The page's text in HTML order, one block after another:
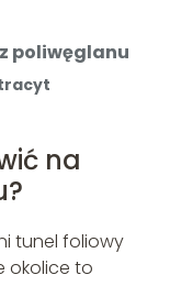
poliwęglanu
na
tunel foliowy
okolice to